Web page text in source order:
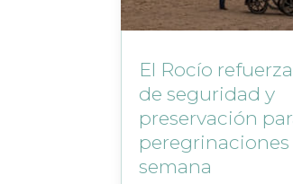
El Rocío
de seguridad y
preservación
peregrinaciones
semana